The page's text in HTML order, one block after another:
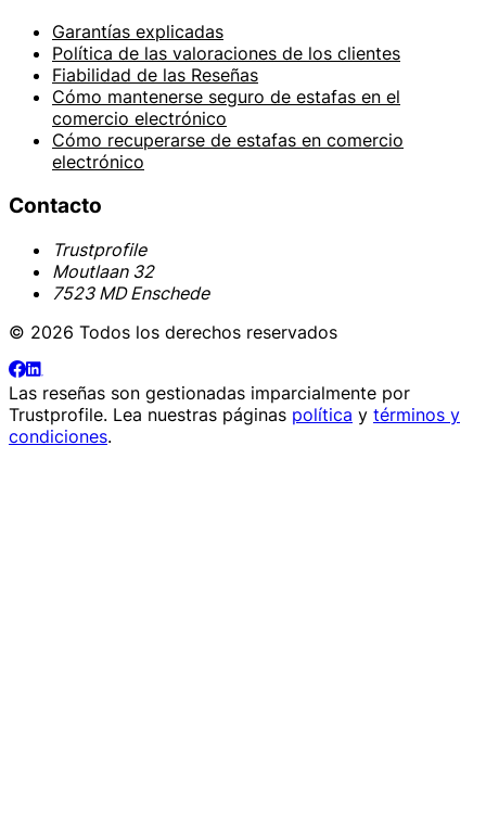
Garantías explicadas
Política de las valoraciones de los clientes
Fiabilidad de las Reseñas
Cómo mantenerse seguro de estafas en el
comercio electrónico
Cómo recuperarse de estafas en comercio
electrónico
Contacto
Trustprofile
Moutlaan 32
7523 MD Enschede
© 2026 Todos los derechos reservados
Las reseñas son gestionadas imparcialmente por
Trustprofile. Lea nuestras páginas política y términos y
condiciones.